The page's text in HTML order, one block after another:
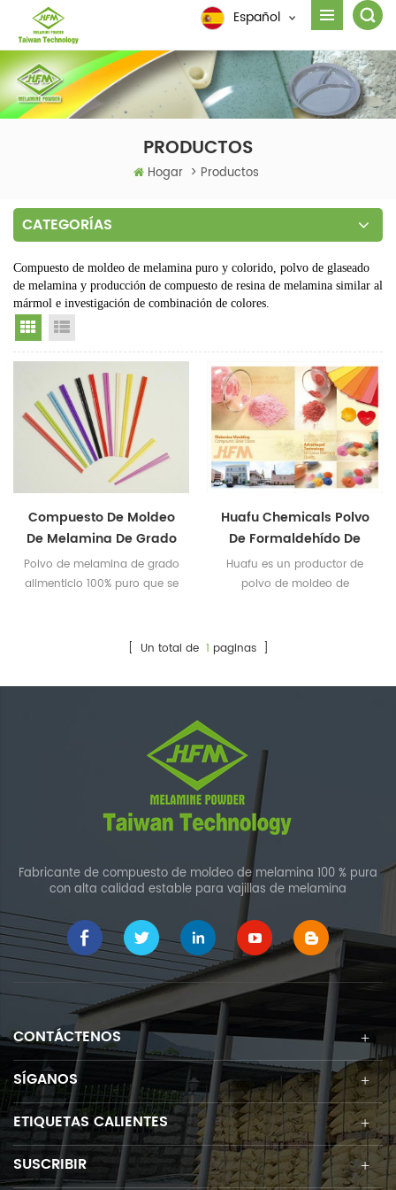
Español
PRODUCTOS
Hogar > Productos
CATEGORÍAS
Compuesto de moldeo de melamina puro y colorido, polvo de glaseado
de melamina y producción de compuesto de resina de melamina similar al
mármol e investigación de combinación de colores.
Grid View
Compuesto De Moldeo
De Melamina De Grado
Alimenticio 100 % Puro
Polvo de melamina de grado
alimenticio 100% puro que se
Huafu Chemicals Polvo
De Formaldehído De
Melamina De Grado
Alimenticio Puro
Huafu es un productor de
polvo de moldeo de
tecnología de Taiwán. El
[ Un total de 1 paginas ]
Fabricante de compuesto de moldeo de melamina 100 % pura
con alta calidad estable para vajillas de melamina
CONTÁCTENOS
SÍGANOS
ETIQUETAS CALIENTES
SUSCRIBIR